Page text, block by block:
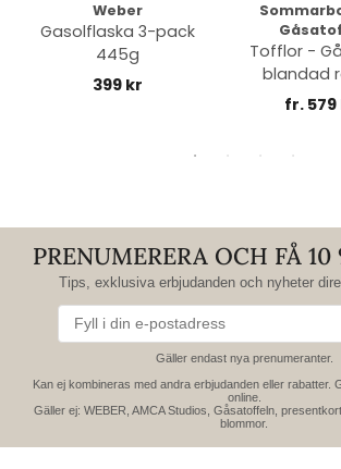
Weber
Gasolflaska 3-pack
445g
399 kr
Tofflor -
blandad
fr. 579
PRENUMERERA OCH FÅ
Tips, exklusiva erbjudanden och nyheter
Gäller endast nya prenumeranter.
Kan ej kombineras med andra erbjudanden eller rabatter.
online.
Gäller ej: WEBER, AMCA Studios, Gåsatoffeln,
blommor.